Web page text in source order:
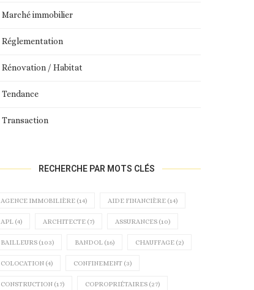
Marché immobilier
Réglementation
Rénovation / Habitat
Tendance
Transaction
RECHERCHE PAR MOTS CLÉS
AGENCE IMMOBILIÈRE (14) AIDE FINANCIÈRE (14)
APL (4) ARCHITECTE (7) ASSURANCES (10)
BAILLEURS (103) BANDOL (16) CHAUFFAGE (2)
COLOCATION (4) CONFINEMENT (3)
CONSTRUCTION (17) COPROPRIÉTAIRES (27)